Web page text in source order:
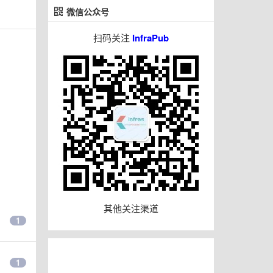
1
1
微信公众号
扫码关注 InfraPub
其他关注渠道